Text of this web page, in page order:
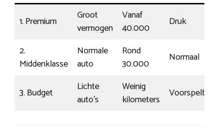
1. Premium
Groot
vermogen
Vanaf
40.000
Druk
2.
Middenklasse
Normale
auto
Rond
30.000
Normaal
3. Budget
Lichte
auto’s
Weinig
kilometers
Voorspelbaar